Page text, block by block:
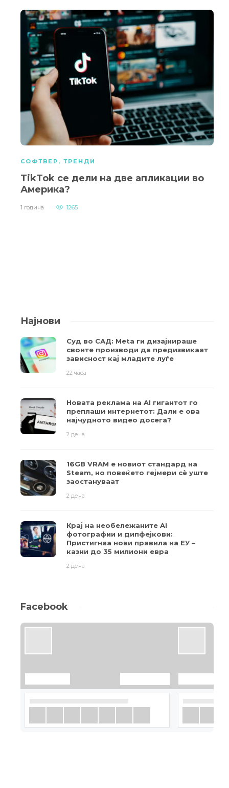
СОФТВЕР , ТРЕНДИ
TikTok се дели на две апликации во
Америка?
1 година 1265
Најнови
Суд во САД: Meta ги дизајнираше
своите производи да предизвикаат
зависност кај младите луѓе
22 часа
Новата реклама на AI гигантот го
преплаши интернетот: Дали е ова
најчудното видео досега?
2 дена
16GB VRAM е новиот стандард на
Steam, но повеќето гејмери ​​сè уште
заостануваат
2 дена
Крај на необележаните AI
фотографии и дипфејкови:
Пристигнаа нови правила на ЕУ –
казни до 35 милиони евра
2 дена
Facebook